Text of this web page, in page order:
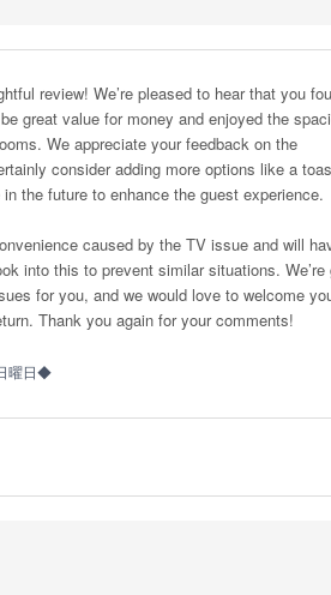
review! We’re pleased to hear that you
great value for money and enjoyed the
We appreciate your feedback on the
consider adding more options like a
the future to enhance the guest experience.
caused by the TV issue and will
into this to prevent similar situations. We’re
for you, and we would love to welcome
Thank you again for your comments!
曜日◆